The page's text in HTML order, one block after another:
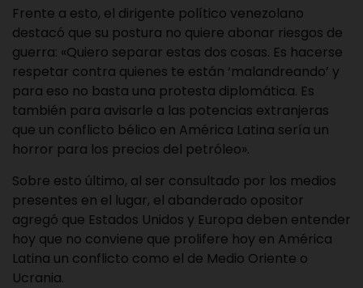
Frente a esto, el dirigente político venezolano
destacó que su postura no quiere abonar riesgos de
guerra: «Quiero separar estas dos cosas. Es hacerse
respetar contra quienes te están ‘malandreando’ y
para eso no basta una protesta diplomática. Es
también para avisarle a las potencias extranjeras
que un conflicto bélico en América Latina sería un
horror para los precios del petróleo».
Sobre esto último, al ser consultado por los medios
presentes en el lugar, el abanderado opositor
agregó que Estados Unidos y Europa deben entender
hoy que no conviene que prolifere hoy en América
Latina un conflicto como el de Medio Oriente o
Ucrania.